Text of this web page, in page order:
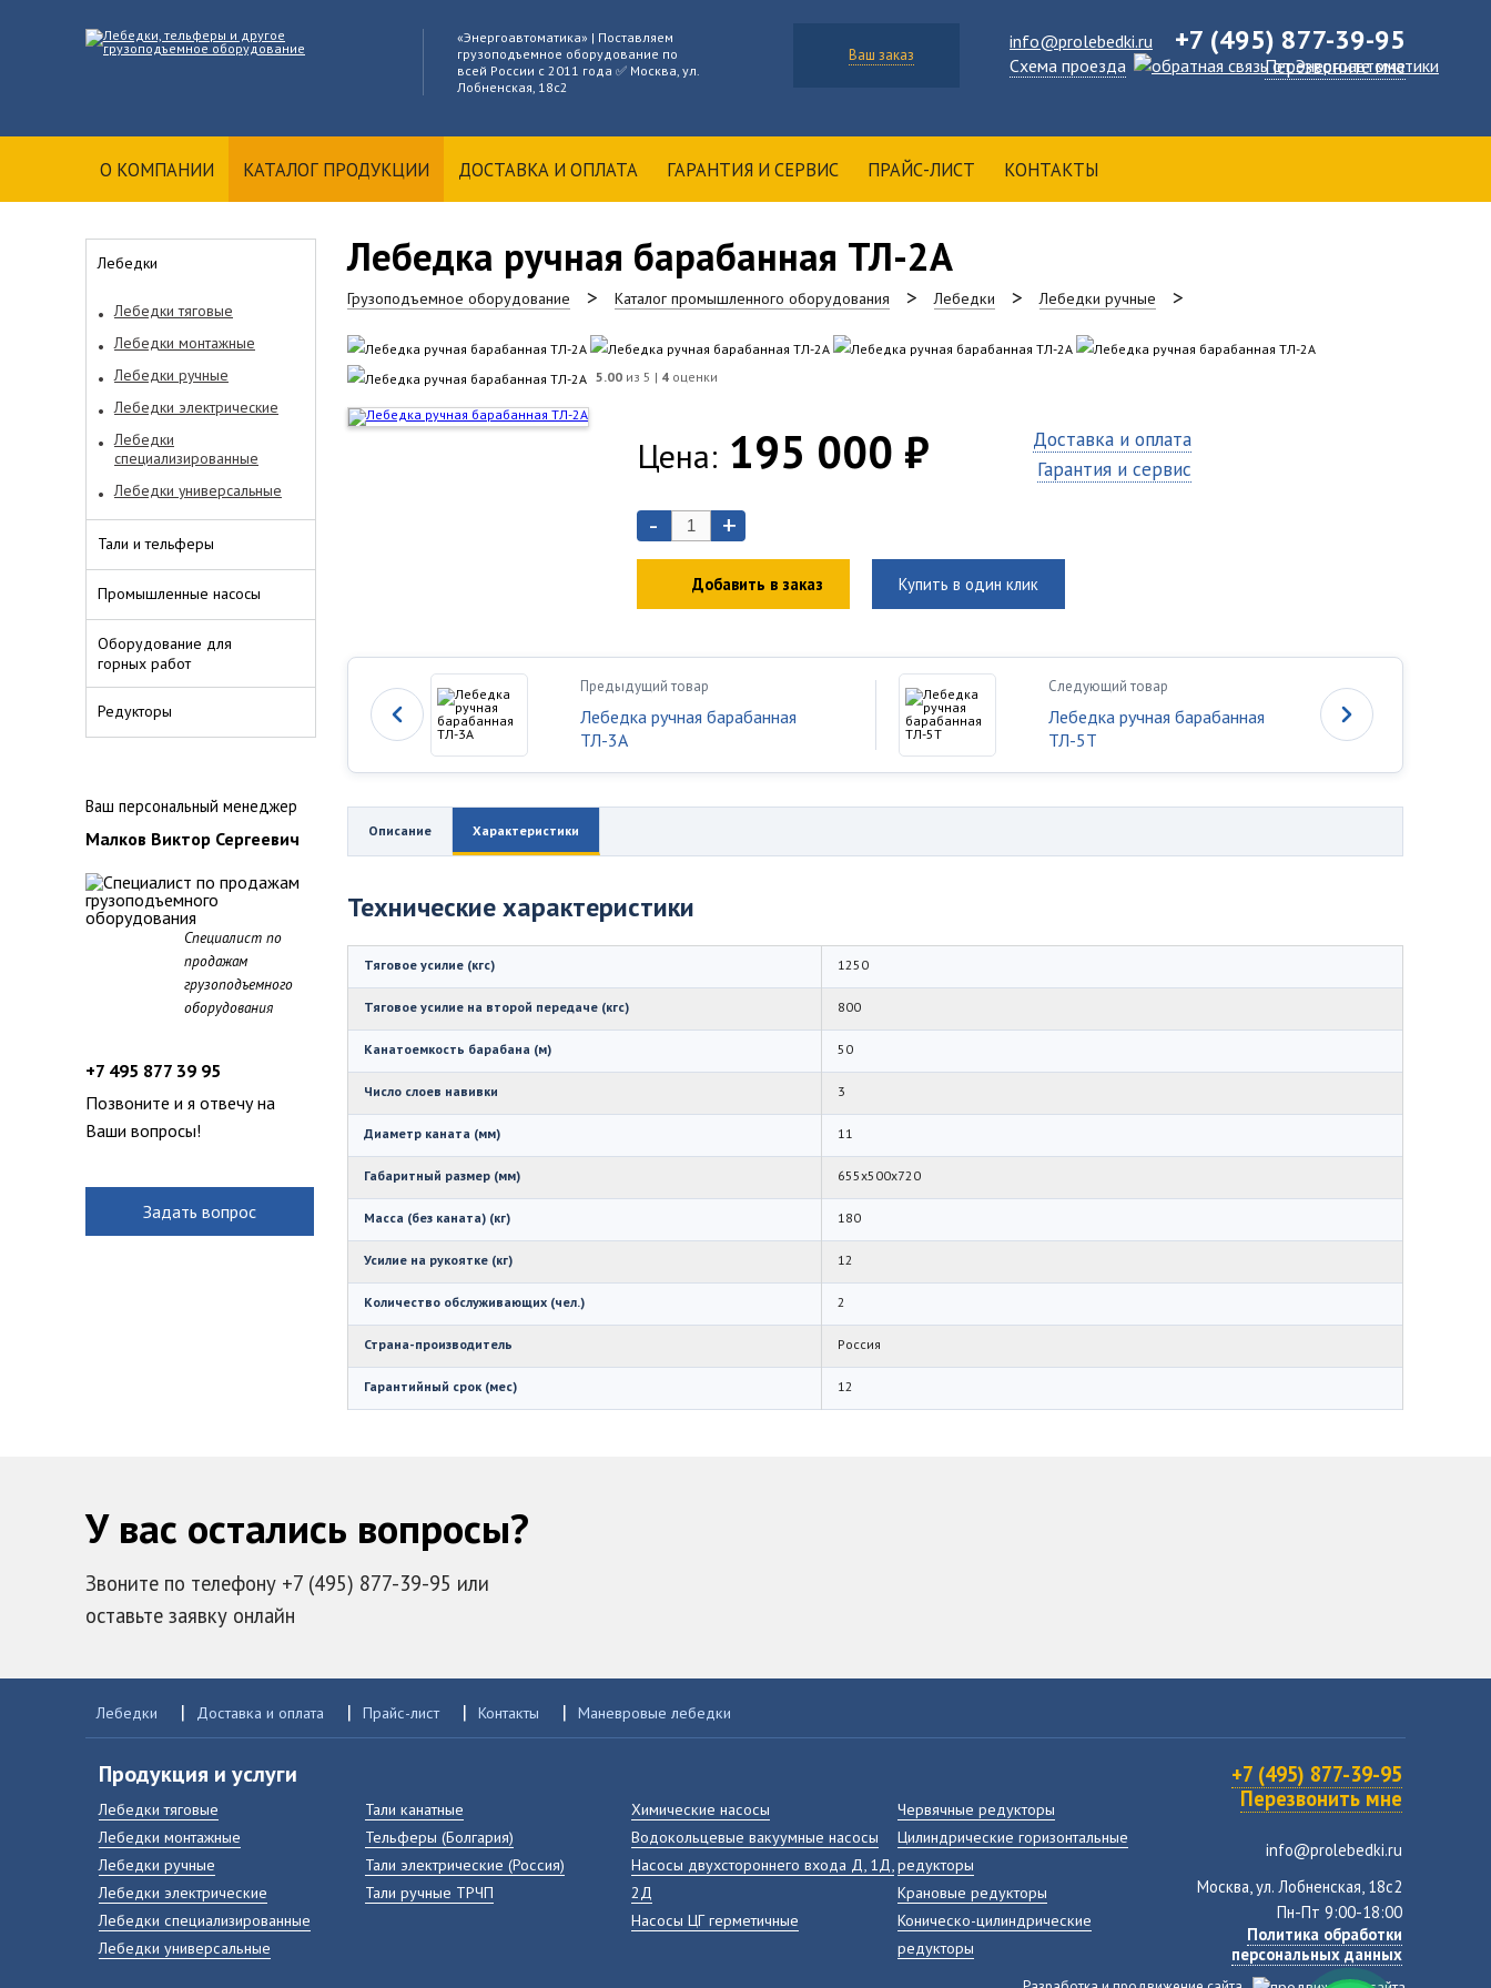
«Энергоавтоматика» | Поставляем
грузоподъемное оборудование по
всей России с 2011 года ✅ Москва, ул.
Лобненская, 18с2
Ваш заказ
info@prolebedki.ru
Схема проезда
+7 (495) 877-39-95
Перезвоните мне
О КОМПАНИИ КАТАЛОГ ПРОДУКЦИИ ДОСТАВКА И ОПЛАТА ГАРАНТИЯ И СЕРВИС ПРАЙС-ЛИСТ КОНТАКТЫ
Лебедки
Лебедки тяговые
Лебедки монтажные
Лебедки ручные
Лебедки электрические
Лебедки
специализированные
Лебедки универсальные
Тали и тельферы
Промышленные насосы
Оборудование для
горных работ
Редукторы
Ваш персональный менеджер
Малков Виктор Сергеевич
Специалист по
продажам
грузоподъемного
оборудования
+7 495 877 39 95
Позвоните и я отвечу на
Ваши вопросы!
Задать вопрос
Лебедка ручная барабанная ТЛ-2А
Грузоподъемное оборудование Каталог промышленного оборудования Лебедки Лебедки ручные
5.00 из 5 | 4 оценки
Цена: 195 000 ₽
Доставка и оплата
Гарантия и сервис
- +
Добавить в заказ Купить в один клик
Предыдущий товар
Лебедка ручная барабанная
ТЛ-3А
Следующий товар
Лебедка ручная барабанная
ТЛ-5Т
Описание Характеристики
Технические характеристики
Тяговое усилие (кгс) 1250
Тяговое усилие на второй передаче (кгс) 800
Канатоемкость барабана (м) 50
Число слоев навивки 3
Диаметр каната (мм) 11
Габаритный размер (мм) 655х500х720
Масса (без каната) (кг) 180
Усилие на рукоятке (кг) 12
Количество обслуживающих (чел.) 2
Страна-производитель Россия
Гарантийный срок (мес) 12
У вас остались вопросы?
Звоните по телефону +7 (495) 877-39-95 или
оставьте заявку онлайн
Лебедки | Доставка и оплата | Прайс-лист | Контакты | Маневровые лебедки
Продукция и услуги
Лебедки тяговые
Лебедки монтажные
Лебедки ручные
Лебедки электрические
Лебедки специализированные
Лебедки универсальные
Тали канатные
Тельферы (Болгария)
Тали электрические (Россия)
Тали ручные ТРЧП
Химические насосы
Водокольцевые вакуумные насосы
Насосы двухстороннего входа Д, 1Д,
2Д
Насосы ЦГ герметичные
Червячные редукторы
Цилиндрические горизонтальные
редукторы
Крановые редукторы
Коническо-цилиндрические
редукторы
+7 (495) 877-39-95
Перезвонить мне
info@prolebedki.ru
Москва, ул. Лобненская, 18с2
Пн-Пт 9:00-18:00
Политика обработки
персональных данных